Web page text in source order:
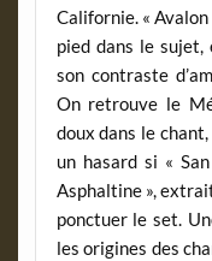
Californie. «
pied dans le
son contraste
On retrouve le
doux dans le
un hasard si «
Asphaltine »,
ponctuer le set.
les origines des